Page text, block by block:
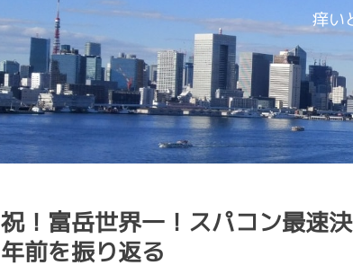
痒い
祝！富岳世界一！スパコン最速
年前を振り返る